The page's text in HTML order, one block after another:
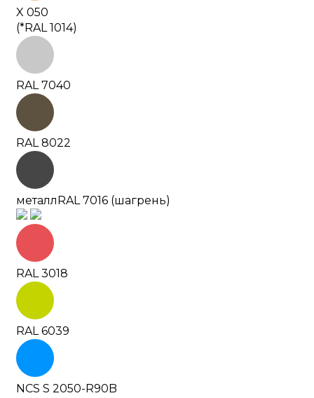
X 050
(*RAL 1014)
RAL 7040
RAL 8022
металлRAL 7016 (шагрень)
RAL 3018
RAL 6039
NCS S 2050-R90B